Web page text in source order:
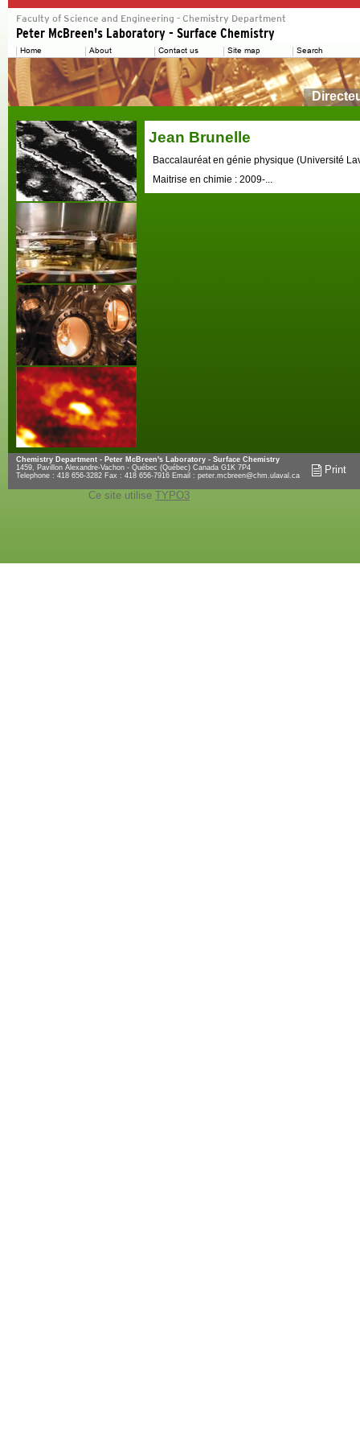
Jean Brunelle
Baccalauréat en génie physique (Université
Maitrise en chimie : 2009-...
Chemistry Department - Peter McBreen's Laboratory - Surface Chemistry
1459, Pavillon Alexandre-Vachon - Québec (Québec) Canada G1K 7P4
Telephone : 418 656-3282 Fax : 418 656-7916 Email : peter.mcbreen@chm.ulaval.ca Print
Ce site utilise TYPO3